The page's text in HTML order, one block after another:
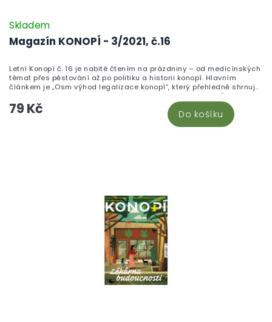
Magazín KONOPÍ - 3/2021, č.16
Skladem
79 Kč Do košíku
Letní Konopí č. 16 je nabité čtením na prázdniny – od medicínských
témat přes pěstování až po politiku a historii konopí. Hlavním
článkem je „Osm výhod legalizace konopí“, který přehledně shrnuje
zdravotní, ekonomické i společenské přínosy regulace. Důležitým
tématem je také lymská borelióza a možnosti, jak konopí pomáhá
mírnit její symptomy, doplněné o „Domácí kapání“ – text o kapkách
s CBD a CBG. Nechybí medicínský zpravodaj, přehled toho, jak bylo
olejů a kombinovaných produktů CBD & CBG v kategorii CBG
kanabigerol, kde najdeš oleje i kapsle s vyváženým poměrem obou